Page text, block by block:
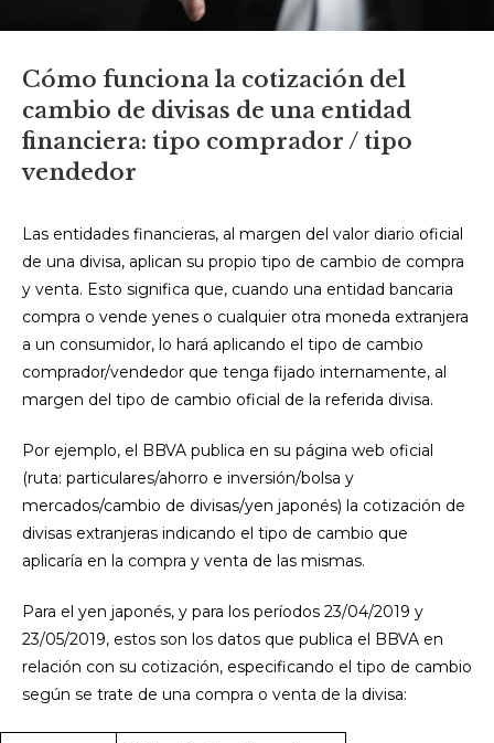
Cómo funciona la cotización del
cambio de divisas de una entidad
financiera: tipo comprador / tipo
vendedor
Las entidades financieras, al margen del valor diario oficial
de una divisa, aplican su propio tipo de cambio de compra
y venta. Esto significa que, cuando una entidad bancaria
compra o vende yenes o cualquier otra moneda extranjera
a un consumidor, lo hará aplicando el tipo de cambio
comprador/vendedor que tenga fijado internamente, al
margen del tipo de cambio oficial de la referida divisa.
Por ejemplo, el BBVA publica en su página web oficial
(ruta: particulares/ahorro e inversión/bolsa y
mercados/cambio de divisas/yen japonés) la cotización de
divisas extranjeras indicando el tipo de cambio que
aplicaría en la compra y venta de las mismas.
Para el yen japonés, y para los períodos 23/04/2019 y
23/05/2019, estos son los datos que publica el BBVA en
relación con su cotización, especificando el tipo de cambio
según se trate de una compra o venta de la divisa: